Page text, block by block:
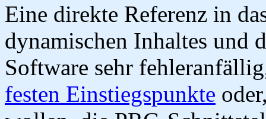
Eine direkte Referenz in
dynamischen Inhaltes und
Software sehr
festen Einstiegspunkte